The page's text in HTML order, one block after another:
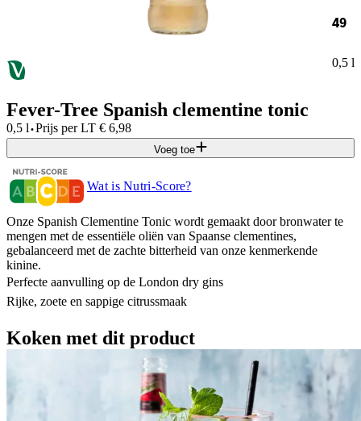
49
0,5 l
Fever-Tree Spanish clementine tonic
0,5 l·Prijs per LT € 6,98
Voeg toe
Wat is Nutri-Score?
Onze Spanish Clementine Tonic wordt gemaakt door bronwater te
mengen met de essentiële oliën van Spaanse clementines,
gebalanceerd met de zachte bitterheid van onze kenmerkende
kinine.
Perfecte aanvulling op de London dry gins
Rijke, zoete en sappige citrussmaak
Koken met dit product